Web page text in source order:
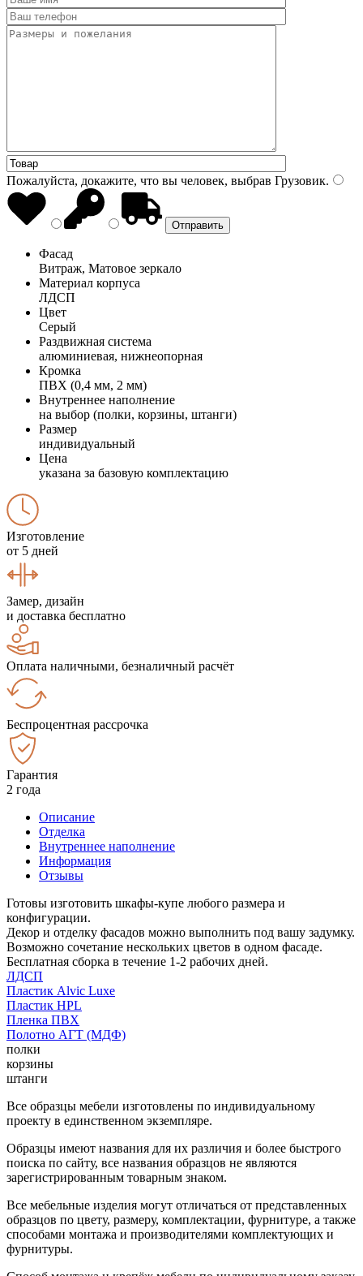
Пожалуйста, докажите, что вы человек, выбрав Грузовик.
Фасад
Витраж, Матовое зеркало
Материал корпуса
ЛДСП
Цвет
Серый
Раздвижная система
алюминиевая, нижнеопорная
Кромка
ПВХ (0,4 мм, 2 мм)
Внутреннее наполнение
на выбор (полки, корзины, штанги)
Размер
индивидуальный
Цена
указана за базовую комплектацию
Изготовление
от 5 дней
Замер, дизайн
и доставка бесплатно
Оплата наличными, безналичный расчёт
Беспроцентная рассрочка
Гарантия
2 года
Описание
Отделка
Внутреннее наполнение
Информация
Отзывы
Готовы изготовить шкафы-купе любого размера и
конфигурации.
Декор и отделку фасадов можно выполнить под вашу задумку.
Возможно сочетание нескольких цветов в одном фасаде.
Бесплатная сборка в течение 1-2 рабочих дней.
ЛДСП
Пластик Alvic Luxe
Пластик HPL
Пленка ПВХ
Полотно АГТ (МДФ)
полки
корзины
штанги
Все образцы мебели изготовлены по индивидуальному
проекту в единственном экземпляре.
Образцы имеют названия для их различия и более быстрого
поиска по сайту, все названия образцов не являются
зарегистрированным товарным знаком.
Все мебельные изделия могут отличаться от представленных
образцов по цвету, размеру, комплектации, фурнитуре, а также
способами монтажа и производителями комплектующих и
фурнитуры.